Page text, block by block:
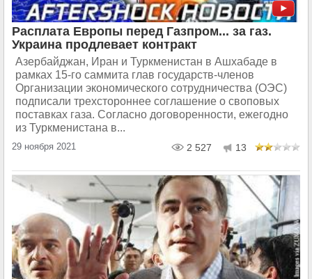
Расплата Европы перед Газпром... за газ.
Украина продлевает контракт
Азербайджан, Иран и Туркменистан в Ашхабаде в
рамках 15-го саммита глав государств-​членов
Организации экономического сотрудничества (ОЭС)
подписали трехстороннее соглашение о своповых
поставках газа. Согласно договоренности, ежегодно
из Туркменистана в...
29 ноября 2021 2 527 13